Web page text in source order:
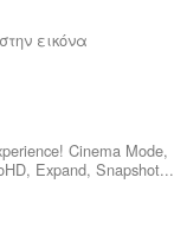
εικόνα
Cinema Mode,
Expand, Snapshot...